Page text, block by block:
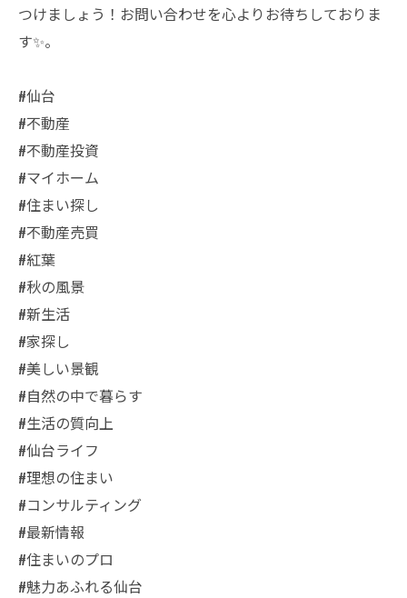
つけましょう！お問い合わせを心よりお待ちしておりま
す✨。
#仙台
#不動産
#不動産投資
#マイホーム
#住まい探し
#不動産売買
#紅葉
#秋の風景
#新生活
#家探し
#美しい景観
#自然の中で暮らす
#生活の質向上
#仙台ライフ
#理想の住まい
#コンサルティング
#最新情報
#住まいのプロ
#魅力あふれる仙台